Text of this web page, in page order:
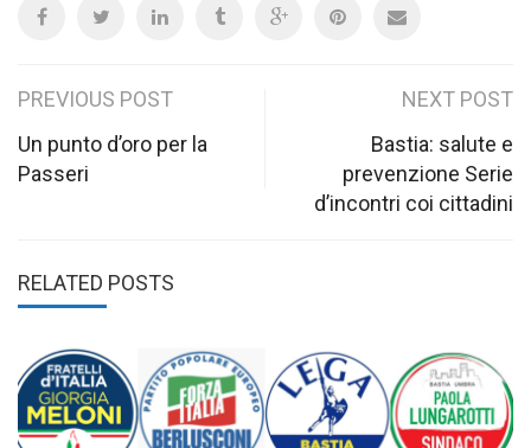
Post
navigation
PREVIOUS POST
Un punto d’oro per la
Passeri
NEXT POST
Bastia: salute e
prevenzione Serie
d’incontri coi cittadini
RELATED POSTS